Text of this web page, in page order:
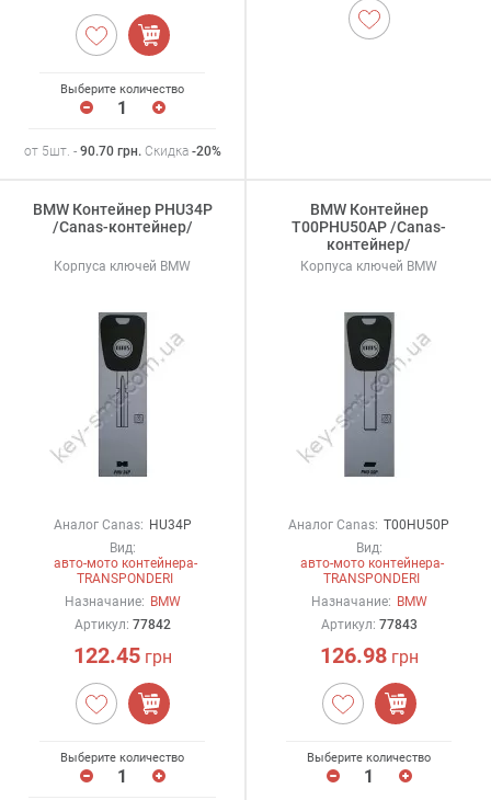
Выберите количество
от 5шт. - 90.70грн. Скидка -20%
BMW Контейнер PHU34P
/Canas-контейнер/
Корпуса ключей BMW
Аналог Canas: HU34P
Вид:
авто-мото контейнера-
TRANSPONDERI
Назначание: BMW
Артикул: 77842
122.45грн
Выберите количество
BMW Контейнер
T00PHU50AP /Canas-
контейнер/
Корпуса ключей BMW
Аналог Canas: T00HU50P
Вид:
авто-мото контейнера-
TRANSPONDERI
Назначание: BMW
Артикул: 77843
126.98грн
Выберите количество